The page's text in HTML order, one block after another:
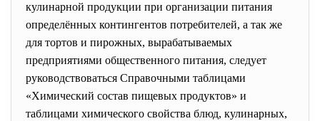
кулинарной продукции при организации питания
определённых контингентов потребителей, а так же
для тортов и пирожных, вырабатываемых
предприятиями общественного питания, следует
руководствоваться Справочными таблицами
«Химический состав пищевых продуктов» и
таблицами химического свойства блюд, кулинарных,